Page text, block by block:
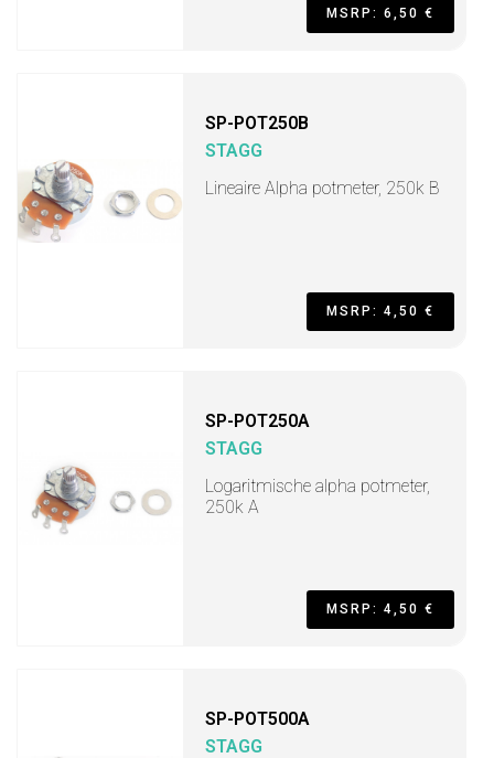
MSRP: 6,50 €
SP-POT250B
STAGG
Lineaire Alpha potmeter, 250k B
MSRP: 4,50 €
SP-POT250A
STAGG
Logaritmische alpha potmeter,
250k A
MSRP: 4,50 €
SP-POT500A
STAGG